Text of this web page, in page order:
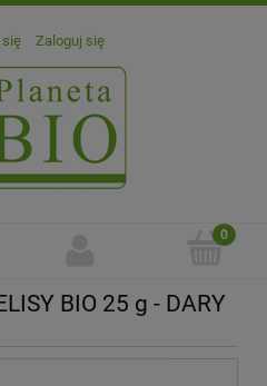
się Zaloguj się
BIO 25 g - DARY